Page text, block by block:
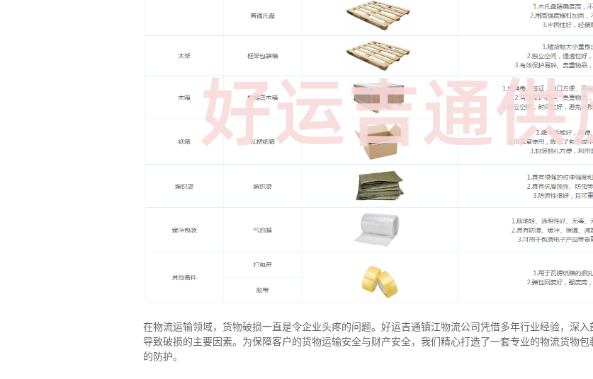
在物流运输领域，货物破损一直是令企业头疼的问题。好运吉通镇江物流公司凭借多年行业经验，深
导致破损的主要因素。为保障客户的货物运输安全与财产安全，我们精心打造了一套专业的物流货物
的防护。